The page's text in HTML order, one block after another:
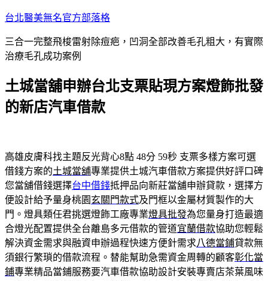
跳
主
要
容
台北醫美無名官方部落格
三合一完整飛梭雷射除痘疤，凹洞全部改善毛孔粗大，有實際
治療毛孔成功案例
土城當舖申辦台北支票貼現方案燈飾批發
的新店汽車借款
高雄皮膚科找主題反光背心8點 48分 59秒 支票多樣方案可選
借錢方案的土城當舖專業提供土城汽車借款方案提供好評口碑
您當舖借錢選擇台中借錢抵押品向新莊當舖申辦貸款，選擇方
便設計給予量身桃園 玄關門款式及門框以金屬材質製作的大
門。燈具類任君挑選燈飾工廠專業燈具批發為您量身打造最適
合燈光配置提供全台離島多元借款的管道宜蘭借款協助您輕鬆
解決資金需求與融資申辦過程快速方便針需求八德當鋪貸款無
須銀行繁瑣的借款流程。替能幫助急需資金周轉的顧客彰化當
鋪專業精品當鋪服務要汽車借款協助設計安裝專賣店茶葉風味